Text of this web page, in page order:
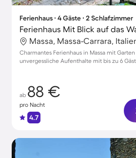
Ferienhaus ∙ 4 Gäste ∙ 2 Schlafzimmer
Ferienhaus Mit Blick auf das
Massa, Massa-Carrara,
Charmantes Ferienhaus in Massa mit
unvergessliche Aufenthalte mit bis zu 6
ab 88 €
pro Nacht
4.7